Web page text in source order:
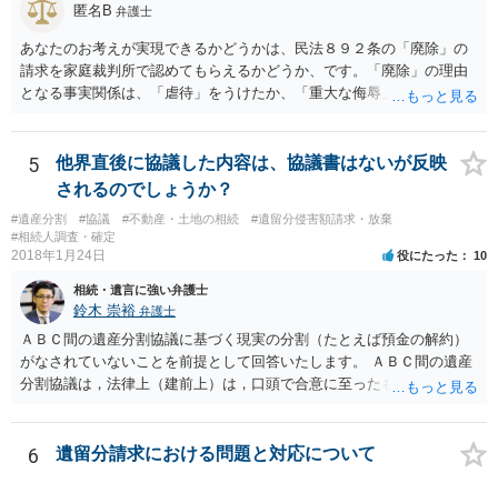
匿名B 弁護士
あなたのお考えが実現できるかどうかは、民法８９２条の「廃除」の
請求を家庭裁判所で認めてもらえるかどうか、です。「廃除」の理由
となる事実関係は、「虐待」をうけたか、「重大な侮辱」を受けた
「廃除」は遺言でも可能です（民法８９３条）。 弁護士に具体的な事
情を話して相談して、「廃除」が可能か、実際に法律相談を受けるこ
とをお勧めします。
5
他界直後に協議した内容は、協議書はないが反映
されるのでしょうか？
#遺産分割 #協議 #不動産・土地の相続
#遺留分侵害額請求・放棄
#相続人調査・確定
2018年1月24日 役にたった 10
相続・遺言に強い弁護士
鈴木 崇裕 弁護士
ＡＢＣ間の遺産分割協議に基づく現実の分割（たとえば預金の解約）
がなされていないことを前提として回答いたします。 ＡＢＣ間の遺産
分割協議は，法律上（建前上）は，口頭で合意に至ったものであって
ん。 また，不動産の名義を移転するためには，遺産分割協議書への署
名捺印を得る必要があります。 したがって，残念ながら，「ＡＢＣ間
の遺産分割協議が有効に成立している」という前提に基づく主張は困
6 遺留分請求における問題と対応について